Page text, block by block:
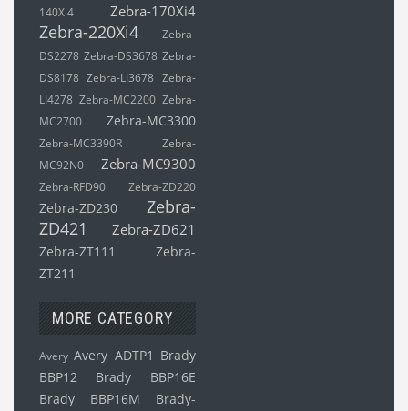
140Xi4
Zebra-170Xi4
Zebra-220Xi4
Zebra-
DS2278 Zebra-DS3678 Zebra-
DS8178 Zebra-LI3678 Zebra-
LI4278 Zebra-MC2200 Zebra-
MC2700
Zebra-MC3300
Zebra-MC3390R
Zebra-
MC92N0
Zebra-MC9300
Zebra-RFD90 Zebra-ZD220
Zebra-ZD230
Zebra-
ZD421
Zebra-ZD621
Zebra-ZT111
Zebra-
ZT211
MORE CATEGORY
Avery Avery ADTP1
Brady
BBP12
Brady BBP16E
Brady BBP16M
Brady-